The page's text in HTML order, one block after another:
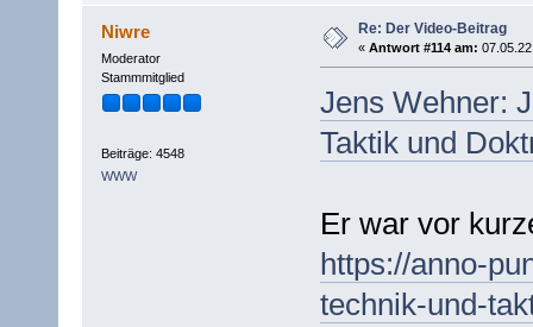
Niwre
Moderator
Stammmitglied
Beiträge: 4548
WWW
Re: Der Video-Beitrag
« Antwort #114 am:
Jens Wehner:
Taktik und
Er war vor
https://anno-
technik-und-